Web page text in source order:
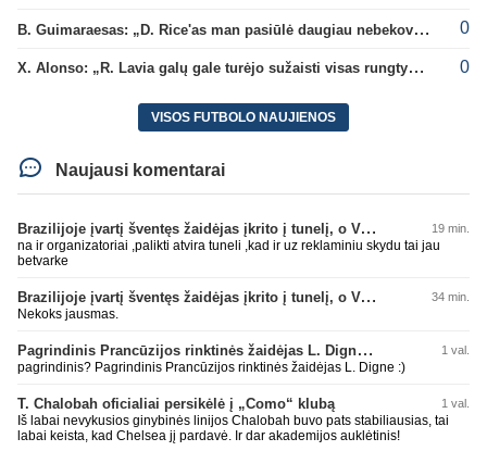
B. Guimaraesas: „D. Rice'as man pasiūlė daugiau nebekovoti tarpusavyje“ 0
X. Alonso: „R. Lavia galų gale turėjo sužaisti visas rungtynes“ 0
VISOS FUTBOLO NAUJIENOS
Naujausi komentarai
Brazilijoje įvartį šventęs žaidėjas įkrito į tunelį, o VAR įvartį atšaukė 19 min.
na ir organizatoriai ,palikti atvira tuneli ,kad ir uz reklaminiu skydu tai jau
betvarke
Brazilijoje įvartį šventęs žaidėjas įkrito į tunelį, o VAR įvartį atšaukė 34 min.
Nekoks jausmas.
Pagrindinis Prancūzijos rinktinės žaidėjas L. Digne papildė PSG gretas 1 val.
pagrindinis? Pagrindinis Prancūzijos rinktinės žaidėjas L. Digne :)
T. Chalobah oficialiai persikėlė į „Como“ klubą 1 val.
Iš labai nevykusios ginybinės linijos Chalobah buvo pats stabiliausias, tai
labai keista, kad Chelsea jį pardavė. Ir dar akademijos auklėtinis!